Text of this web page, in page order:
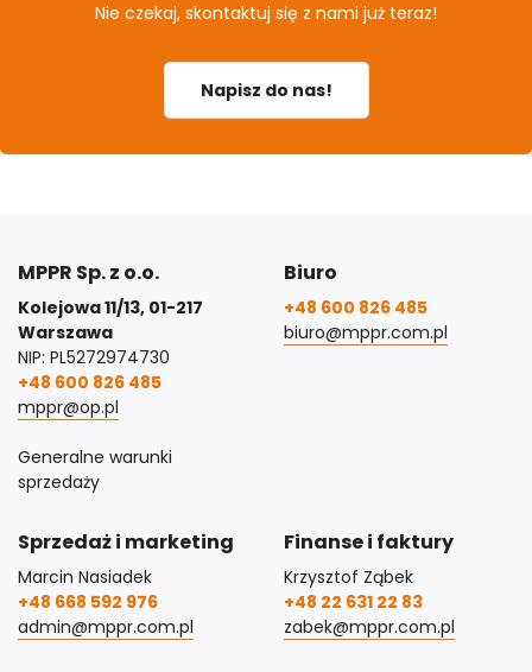
Nie czekaj, skontaktuj się z nami już teraz!
Napisz do nas!
MPPR Sp. z o.o.
Kolejowa 11/13, 01-217
Warszawa
NIP: PL5272974730
+48 600 826 485
mppr@op.pl
Generalne warunki
sprzedaży
Biuro
+48 600 826 485
biuro@mppr.com.pl
Sprzedaż i marketing
Marcin Nasiadek
+48 668 592 976
admin@mppr.com.pl
Finanse i faktury
Krzysztof Ząbek
+48 22 631 22 83
zabek@mppr.com.pl